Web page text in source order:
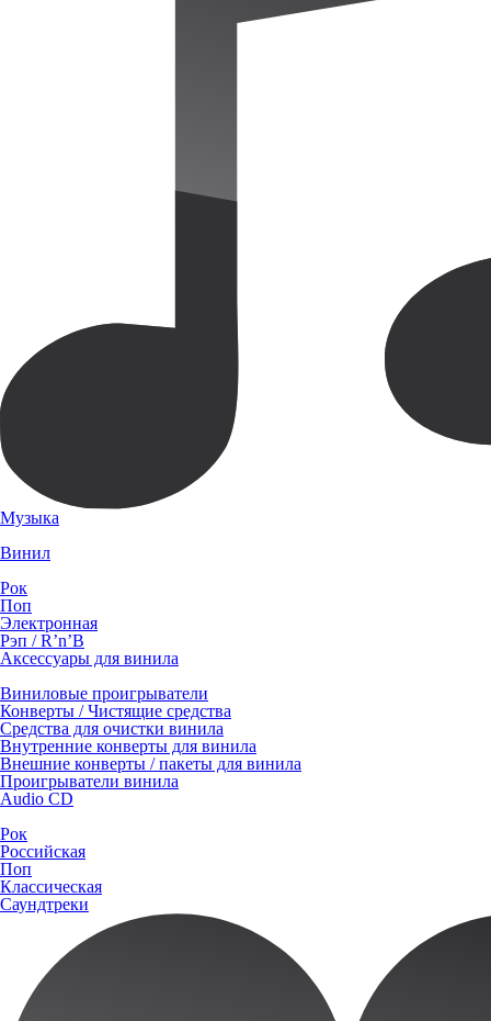
Музыка
Винил
Рок
Поп
Электронная
Рэп / R’n’B
Аксессуары для винила
Виниловые проигрыватели
Конверты / Чистящие средства
Средства для очистки винила
Внутренние конверты для винила
Внешние конверты / пакеты для винила
Проигрыватели винила
Audio CD
Рок
Российская
Поп
Классическая
Саундтреки